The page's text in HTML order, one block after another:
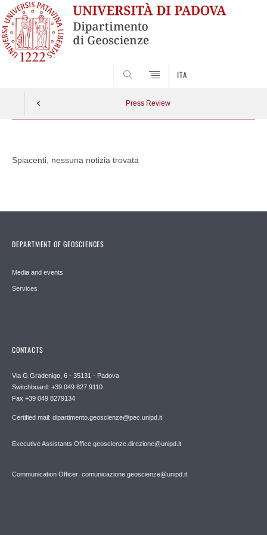
ITA
Press Review
contenuto
Spiacenti, nessuna notizia trovata
DEPARTMENT OF GEOSCIENCES
Media and events
Services
CONTACTS
Via G.Gradenigo, 6 - 35131 - Padova
Switchboard: +39 049 827 9110
Fax +39 049 8279134
Certified mail: dipartimento.geoscienze@pec.unipd.it
Executive Assistants Office geoscienze.direzione@unipd.it
Communication Officer: comunicazione.geoscienze@unipd.it